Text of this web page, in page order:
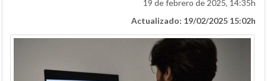
19 de febrero de 2025, 14:35h
Actualizado: 19/02/2025 15:02h